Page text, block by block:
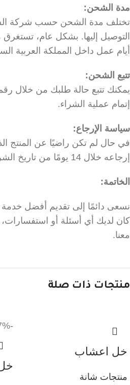
مدة الشحن:
تختلف مدة الشحن حسب شركة
أيام عمل داخل المملكة العربية
تتبع الشحن:
يمكنك تتبع حالة طلبك من خلال
إتمام عملية الشراء.
سياسة الإرجاع:
في حال لم تكن راضيًا عن المنتج
إرجاعه خلال 14 يومًا من تاريخ الشراء.
الخاتمة:
نسعى دائمًا إلى تقديم أفضل خدمة
كان لديك أي أسئلة أو استفسارات،
معنا.
منتجات ذات صلة
خل اعشاب
منتجات شانة
-7%